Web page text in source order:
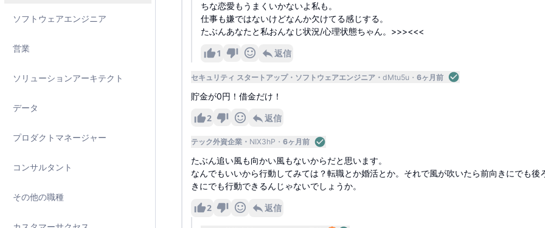
ソフトウェアエンジニア
営業
ソリューションアーキテクト
データ
プロダクトマネージャー
コンサルタント
その他の職種
ちな恋愛もうまくいかないよ私も。
仕事も嫌ではないけどなんか欠けてる感じする。
たぶんあなたと私おんなじ状況/心理状態ちゃん。>>><<<
1 返信
セキュリティ スタートアップ ソフトウェアエンジニア dMtu5u 6ヶ月前
貯金が0円！借金だけ！
2 返信
テック外資企業 NIX3hP 6ヶ月前
たぶん追い風も向かい風もないからだと思います。
なんでもいいから行動してみては？転職とか婚活とか。それで風が吹いたら前向きにでも後
きにでも行動できるんじゃないでしょうか。
2 返信